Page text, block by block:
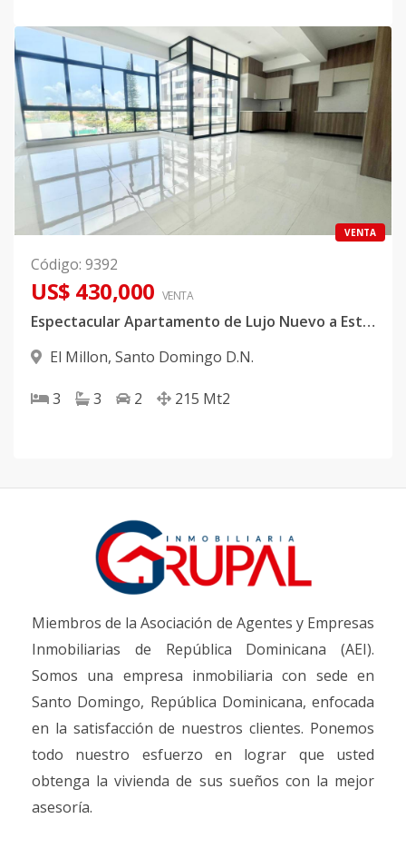
VENTA
Código: 9392
US$ 430,000 VENTA
Espectacular Apartamento de Lujo Nuevo a Estrenar en Torre Exclusiva en El Millón
El Millon, Santo Domingo D.N.
3 3 2 215 Mt2
Miembros de la Asociación de Agentes y Empresas
Inmobiliarias de República Dominicana (AEI).
Somos una empresa inmobiliaria con sede en
Santo Domingo, República Dominicana, enfocada
en la satisfacción de nuestros clientes. Ponemos
todo nuestro esfuerzo en lograr que usted
obtenga la vivienda de sus sueños con la mejor
asesoría.